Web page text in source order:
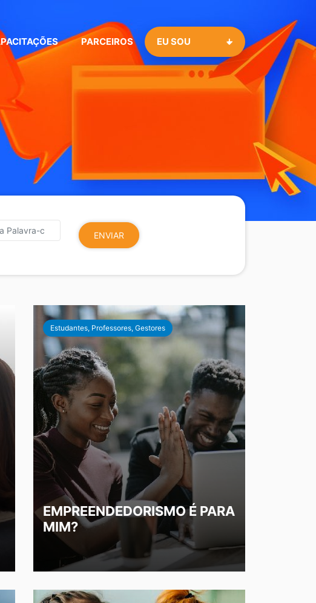
PARCEIROS EU SOU
Estudantes, Professores, Gestores
EMPREENDEDORISMO É PARA
MIM?